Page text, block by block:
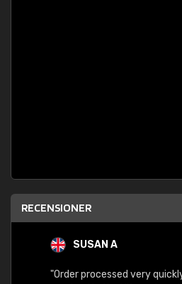
RECENSIONER
SUSAN A
"Order processed very